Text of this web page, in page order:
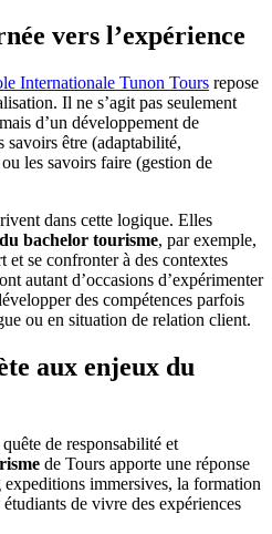
vers l’expérience
Internationale Tunon Tours repose
Il ne s’agit pas seulement
d’un développement de
savoirs être (adaptabilité,
les savoirs faire (gestion de
dans cette logique. Elles
du bachelor tourisme, par exemple,
se confronter à des contextes
autant d’occasions d’expérimenter
des compétences parfois
ou en situation de relation client.
aux enjeux du
de responsabilité et
de Tours apporte une réponse
immersives, la formation
de vivre des expériences